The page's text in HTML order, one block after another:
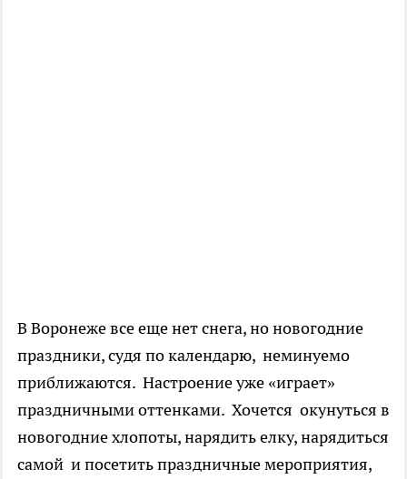
В Воронеже все еще нет снега, но новогодние
праздники, судя по календарю, неминуемо
приближаются. Настроение уже «играет»
праздничными оттенками. Хочется окунуться в
новогодние хлопоты, нарядить елку, нарядиться
самой и посетить праздничные мероприятия,